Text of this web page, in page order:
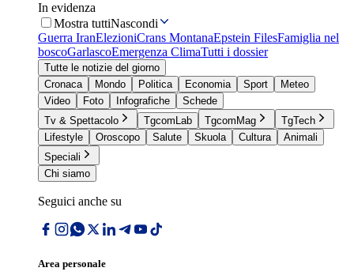
In evidenza
Mostra tuttiNascondi
Guerra IranElezioniCrans MontanaEpstein FilesFamiglia nel
boscoGarlascoEmergenza ClimaTutti i dossier
Tutte le notizie del giorno
Cronaca
Mondo Politica Economia Sport
Meteo
Video
Foto Infografiche
Schede
Tv & Spettacolo
TgcomLab TgcomMag
TgTech
Lifestyle
Oroscopo Salute Skuola Cultura
Animali
Speciali
Chi siamo
Seguici anche su
Area personale